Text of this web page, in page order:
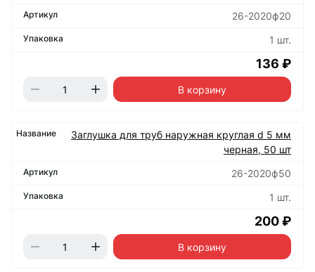
26-2020ф20
1 шт.
136 ₽
В корзину
Заглушка для труб наружная круглая d 5 мм
черная, 50 шт
26-2020ф50
1 шт.
200 ₽
В корзину